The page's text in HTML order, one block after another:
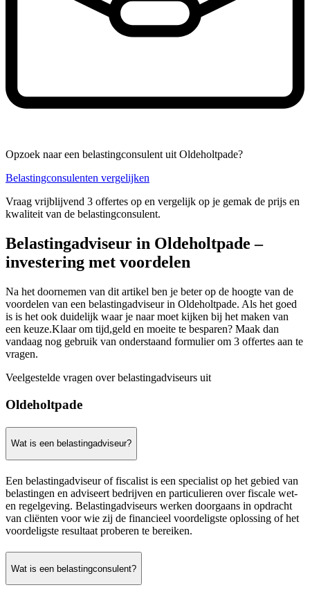
Opzoek naar een belastingconsulent uit Oldeholtpade?
Belastingconsulenten vergelijken
Vraag vrijblijvend 3 offertes op en vergelijk op je gemak de prijs en
kwaliteit van de belastingconsulent.
Belastingadviseur in Oldeholtpade –
investering met voordelen
Na het doornemen van dit artikel ben je beter op de hoogte van de
voordelen van een belastingadviseur in Oldeholtpade. Als het goed
is is het ook duidelijk waar je naar moet kijken bij het maken van
een keuze.Klaar om tijd,geld en moeite te besparen? Maak dan
vandaag nog gebruik van onderstaand formulier om 3 offertes aan te
vragen.
Veelgestelde vragen over belastingadviseurs uit
Oldeholtpade
Wat is een belastingadviseur?
Een belastingadviseur of fiscalist is een specialist op het gebied van
belastingen en adviseert bedrijven en particulieren over fiscale wet-
en regelgeving. Belastingadviseurs werken doorgaans in opdracht
van cliënten voor wie zij de financieel voordeligste oplossing of het
voordeligste resultaat proberen te bereiken.
Wat is een belastingconsulent?